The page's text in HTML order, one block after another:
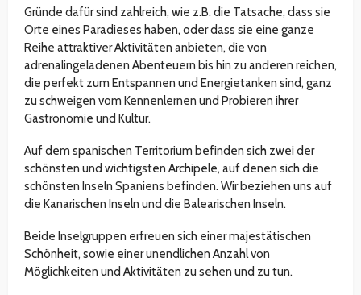
Gründe dafür sind zahlreich, wie z.B. die Tatsache, dass sie
Orte eines Paradieses haben, oder dass sie eine ganze
Reihe attraktiver Aktivitäten anbieten, die von
adrenalingeladenen Abenteuern bis hin zu anderen reichen,
die perfekt zum Entspannen und Energietanken sind, ganz
zu schweigen vom Kennenlernen und Probieren ihrer
Gastronomie und Kultur.
Auf dem spanischen Territorium befinden sich zwei der
schönsten und wichtigsten Archipele, auf denen sich die
schönsten Inseln Spaniens befinden. Wir beziehen uns auf
die Kanarischen Inseln und die Balearischen Inseln.
Beide Inselgruppen erfreuen sich einer majestätischen
Schönheit, sowie einer unendlichen Anzahl von
Möglichkeiten und Aktivitäten zu sehen und zu tun.